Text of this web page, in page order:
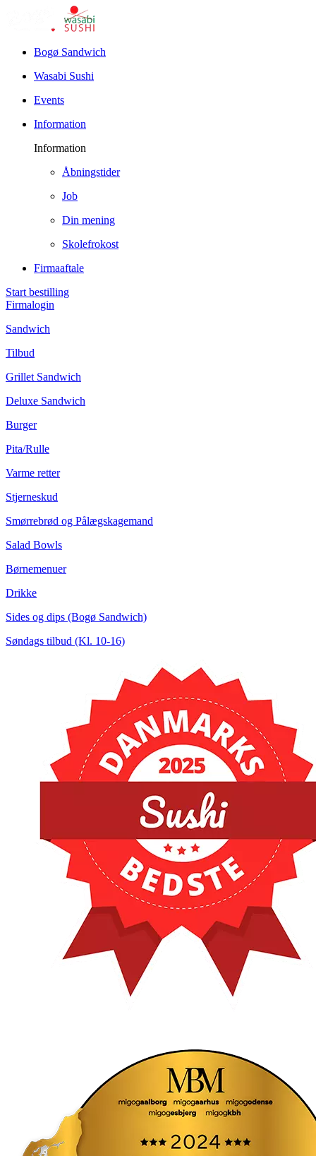
Bogø Sandwich
Wasabi Sushi
Events
Information
Information
Åbningstider
Job
Din mening
Skolefrokost
Firmaaftale
Start bestilling
Firmalogin
Sandwich
Tilbud
Grillet Sandwich
Deluxe Sandwich
Burger
Pita/Rulle
Varme retter
Stjerneskud
Smørrebrød og Pålægskagemand
Salad Bowls
Børnemenuer
Drikke
Sides og dips (Bogø Sandwich)
Søndags tilbud (Kl. 10-16)